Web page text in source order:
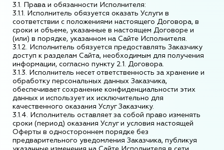
3.1. Права и обязанности Исполнителя:
3.1.1. Исполнитель обязуется оказать Услуги в
соответствии с положениями настоящего Договора, в
сроки и объеме, указанные в настоящем Договоре и
(или) в порядке, указанном на Сайте Исполнителя.
3.1.2. Исполнитель обязуется предоставлять Заказчику
доступ к разделам Сайта, необходимым для получения
информации, согласно пункту 2.1. Договора.
3.1.3. Исполнитель несет ответственность за хранение и
обработку персональных данных Заказчика,
обеспечивает сохранение конфиденциальности этих
данных и использует их исключительно для
качественного оказания Услуг Заказчику.
3.1.4. Исполнитель оставляет за собой право изменять
сроки (период) оказания Услуг и условия настоящей
Оферты в одностороннем порядке без
предварительного уведомления Заказчика, публикуя